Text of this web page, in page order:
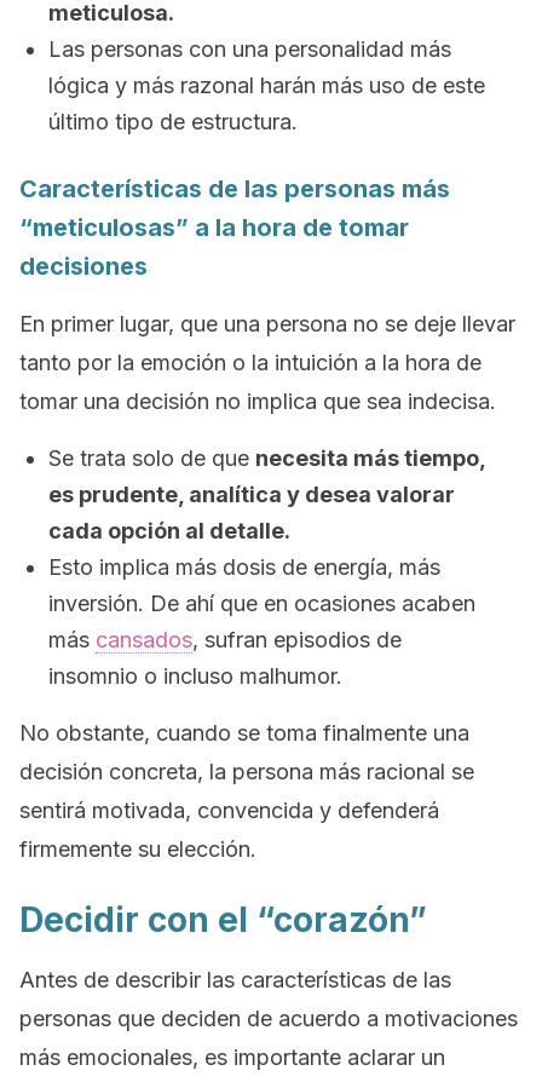
meticulosa.
Las personas con una personalidad más
lógica y más razonal harán más uso de este
último tipo de estructura.
Características de las personas más
“meticulosas” a la hora de tomar
decisiones
En primer lugar, que una persona no se deje llevar
tanto por la emoción o la intuición a la hora de
tomar una decisión no implica que sea indecisa.
Se trata solo de que necesita más tiempo,
es prudente, analítica y desea valorar
cada opción al detalle.
Esto implica más dosis de energía, más
inversión. De ahí que en ocasiones acaben
más cansados, sufran episodios de
insomnio o incluso malhumor.
No obstante, cuando se toma finalmente una
decisión concreta, la persona más racional se
sentirá motivada, convencida y defenderá
firmemente su elección.
Decidir con el “corazón”
Antes de describir las características de las
personas que deciden de acuerdo a motivaciones
más emocionales, es importante aclarar un